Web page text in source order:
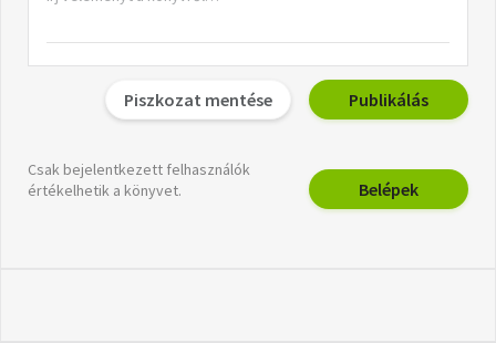
Piszkozat mentése Publikálás
Csak bejelentkezett felhasználók
értékelhetik a könyvet.
Belépek